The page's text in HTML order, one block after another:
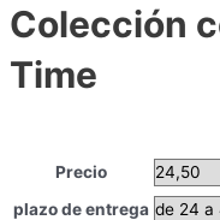
Colección
Time
Precio
plazo de entrega